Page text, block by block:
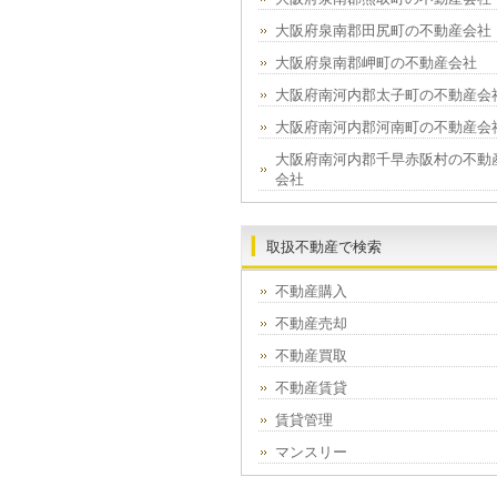
大阪府泉南郡田尻町の不動産会社
大阪府泉南郡岬町の不動産会社
大阪府南河内郡太子町の不動産会
大阪府南河内郡河南町の不動産会
大阪府南河内郡千早赤阪村の不動
会社
取扱不動産で検索
不動産購入
不動産売却
不動産買取
不動産賃貸
賃貸管理
マンスリー